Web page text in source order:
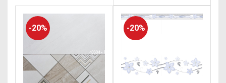
-20% -20%